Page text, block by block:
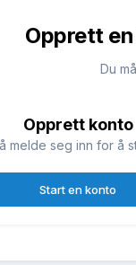
Opprett
Du
Opprett konto
melde seg inn for å
Start en konto